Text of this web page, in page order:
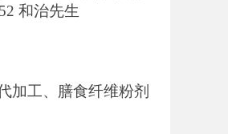
和治先生
加工、膳食纤维粉剂